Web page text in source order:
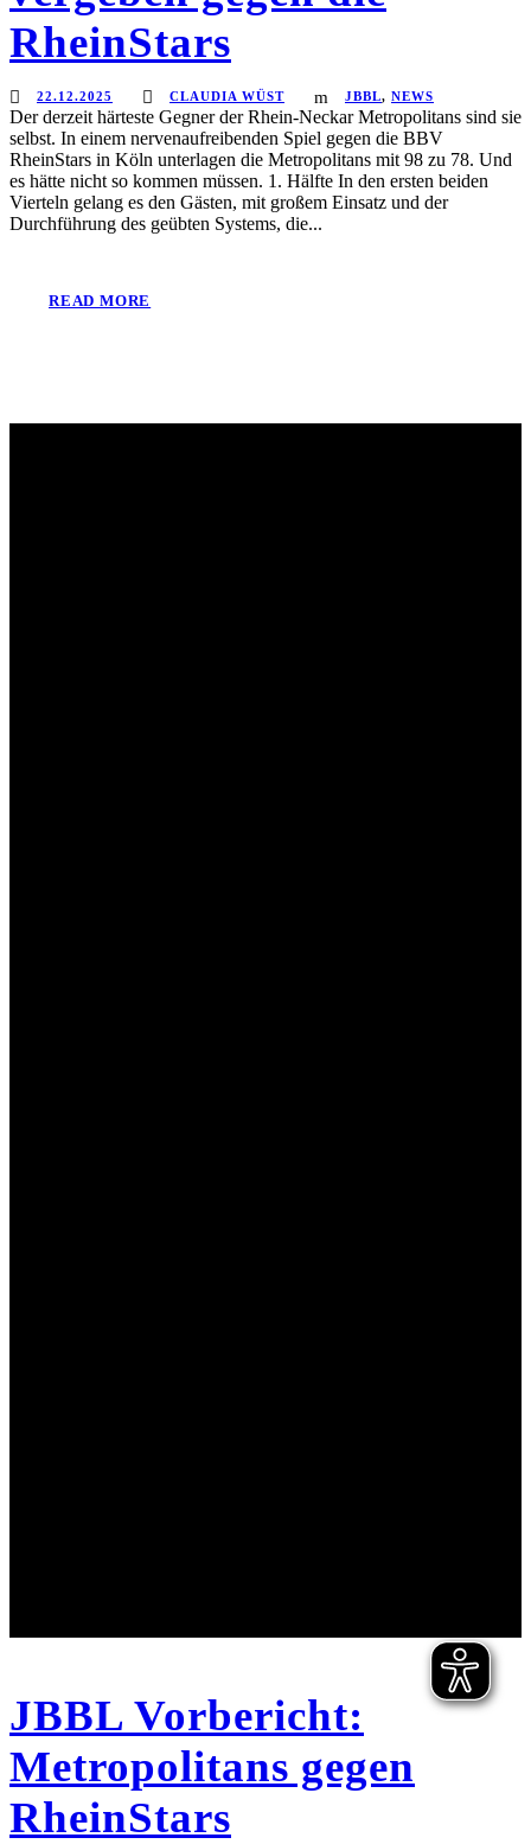
RheinStars
22.12.2025 CLAUDIA WÜST JBBL, NEWS
Der derzeit härteste Gegner der Rhein-Neckar Metropolitans sind sie
selbst. In einem nervenaufreibenden Spiel gegen die BBV
RheinStars in Köln unterlagen die Metropolitans mit 98 zu 78. Und
es hätte nicht so kommen müssen. 1. Hälfte In den ersten beiden
Vierteln gelang es den Gästen, mit großem Einsatz und der
Durchführung des geübten Systems, die...
READ MORE
JBBL Vorbericht:
Metropolitans gegen
RheinStars